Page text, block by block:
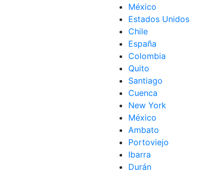
México
Estados Unidos
Chile
España
Colombia
Quito
Santiago
Cuenca
New York
México
Ambato
Portoviejo
Ibarra
Durán